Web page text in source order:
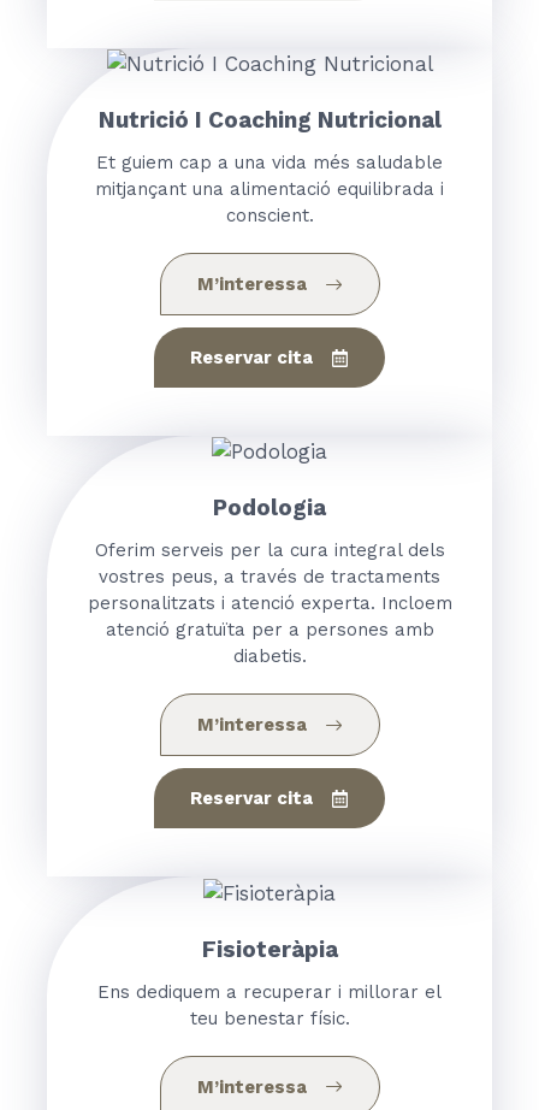
Nutrició I Coaching Nutricional
Et guiem cap a una vida més saludable
mitjançant una alimentació equilibrada i
conscient.
M’interessa
Reservar cita
Podologia
Oferim serveis per la cura integral dels
vostres peus, a través de tractaments
personalitzats i atenció experta. Incloem
atenció gratuïta per a persones amb
diabetis.
M’interessa
Reservar cita
Fisioteràpia
Ens dediquem a recuperar i millorar el
teu benestar físic.
M’interessa